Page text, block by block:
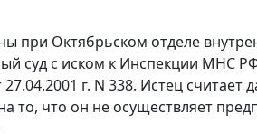
при Октябрьском отделе
суд с иском к Инспекции МНС
г. N 338. Истец
то, что он не осуществляет